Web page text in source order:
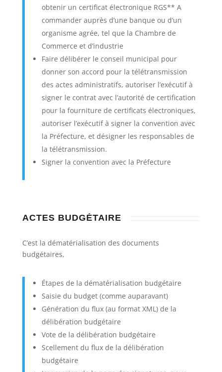
obtenir un certificat électronique RGS** A
commander auprès d’une banque ou d’un
organisme agrée, tel que la Chambre de
Commerce et d’industrie
Faire délibérer le conseil municipal pour
donner son accord pour la télétransmission
des actes administratifs, autoriser l’exécutif à
signer le contrat avec l’autorité de certification
pour la fourniture de certificats électroniques,
autoriser l’exécutif à signer la convention avec
la Préfecture, et désigner les responsables de
la télétransmission.
Signer la convention avec la Préfecture
ACTES BUDGÉTAIRE
C’est la dématérialisation des documents
budgétaires,
Étapes de la dématérialisation budgétaire
Saisie du budget (comme auparavant)
Génération du flux (au format XML) de la
délibération budgétaire
Vote de la délibération budgétaire
Scellement du flux de la délibération
budgétaire